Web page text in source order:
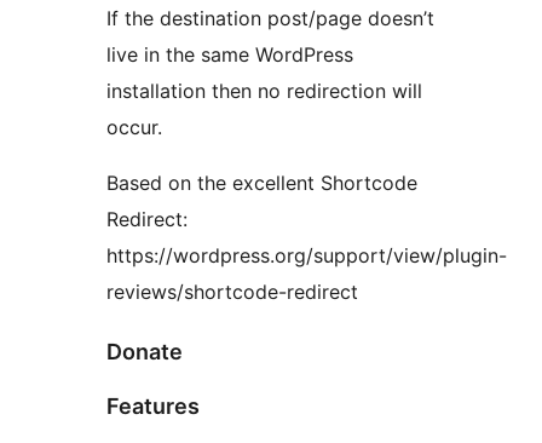
If the destination post/page doesn’t
live in the same WordPress
installation then no redirection will
occur.
Based on the excellent Shortcode
Redirect:
https://wordpress.org/support/view/plugin-
reviews/shortcode-redirect
Donate
Features